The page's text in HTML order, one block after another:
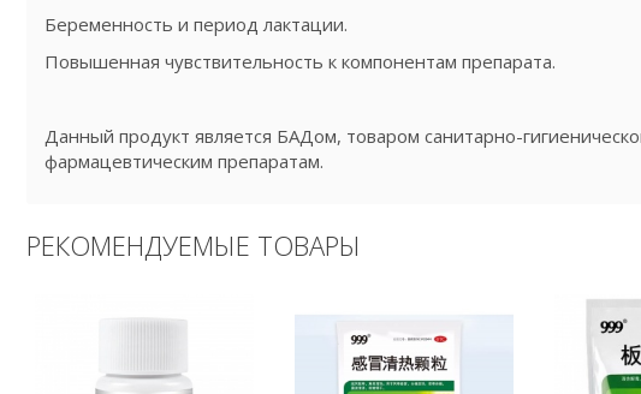
Беременность и период лактации.
Повышенная чувствительность к компонентам препарата.
Данный продукт является БАДом, товаром санитарно-
фармацевтическим препаратам.
РЕКОМЕНДУЕМЫЕ ТОВАРЫ